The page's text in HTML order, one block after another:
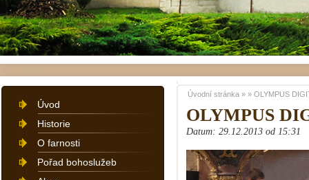
OLYMPUS
Datum: 29.12.2013 od 15:31
Úvodní stránka » » OLYMPUS
Úvod
Historie
O farnosti
Pořad bohoslužeb